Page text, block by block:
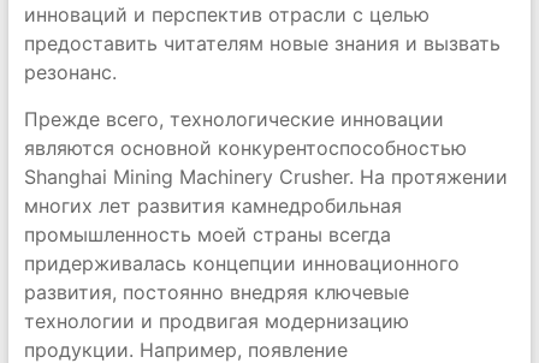
инноваций и перспектив отрасли с целью
предоставить читателям новые знания и вызвать
резонанс.
Прежде всего, технологические инновации
являются основной конкурентоспособностью
Shanghai Mining Machinery Crusher. На протяжении
многих лет развития камнедробильная
промышленность моей страны всегда
придерживалась концепции инновационного
развития, постоянно внедряя ключевые
технологии и продвигая модернизацию
продукции. Например, появление